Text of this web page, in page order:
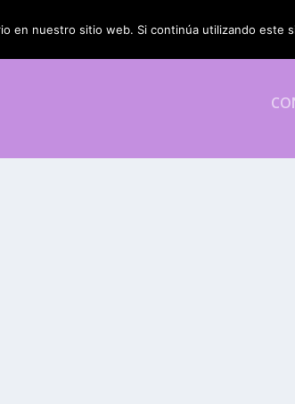
en nuestro sitio web. Si continúa utilizando este